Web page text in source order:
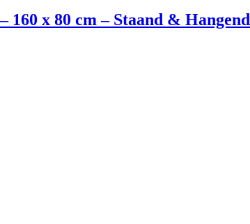
160 x 80 cm – Staand & Hangend